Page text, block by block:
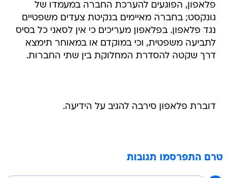
פלאפון, הפוגעים להערכת החברה במעמדו של
גונקסט; בחברה מאיימים בנקיטת צעדים משפטיים
נגד פלאפון. בפלאפון מעריכים כי אין לסאני כל בסיס
לתביעה משפטית, וכי במוקדם או במאוחר תימצא
דרך שקטה להסדרת המחלוקת בין שתי החברות.
דוברת פלאפון סירבה להגיב על הידיעה.
טרם התפרסמו תגובות